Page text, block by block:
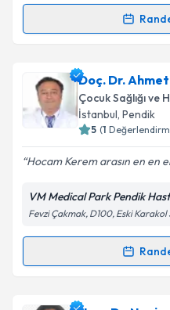
Kişisel verilerimin
Metni'ni okudum
Takvim
Randevu Takvimi
Doç. Dr. Alparslan
oluşturun. Size bu
takvim
Kişisel verilerimin
Metni'ni okudum
kapsamda
Doç. Dr.
Çocuk Sağlığı ve
İstanbul, Pendik
5 (1
Hocam Kerem arasın en en
VM Medical Park Pendik
Fevzi Çakmak, D100, Eski Karakol
Randevu Takvimi